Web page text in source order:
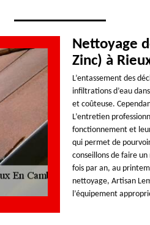
Nettoyage
Zinc) à
L’entassement des
infiltrations d’eau
et coûteuse.
L’entretien
fonctionnement et
qui permet de
conseillons de faire
fois par an, au
nettoyage, Artisan
l’équipement